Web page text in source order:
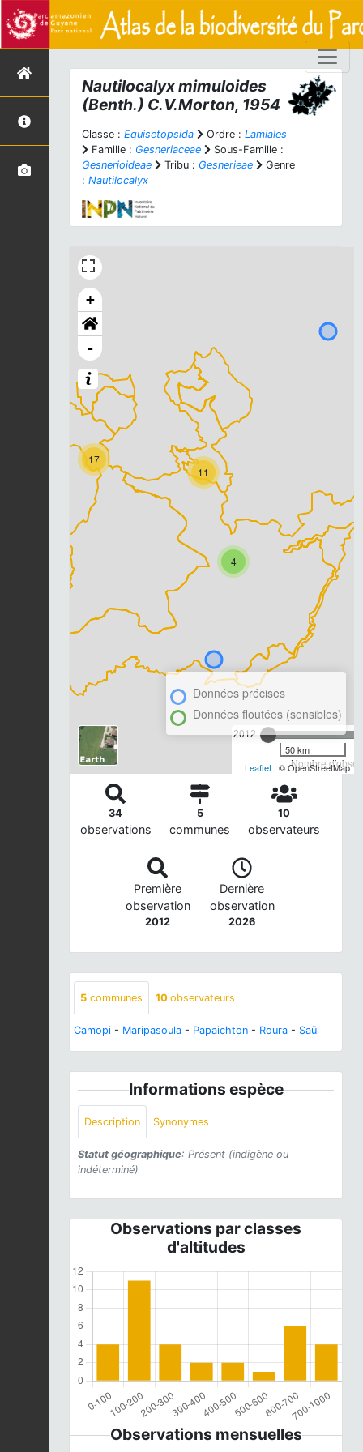
Nautilocalyx mimuloides
(Benth.) C.V.Morton, 1954
Classe : Equisetopsida Ordre : Lamiales
Famille : Gesneriaceae
Sous-Famille :
Gesnerioideae
Tribu : Gesnerieae
Genre
: Nautilocalyx
4
17
11
+
-
2012
Nombre
Données précises
Données floutées (sensibles)
50 km
Leaflet | © OpenStreetMap
34
observations
5
communes
10
observateurs
Première
observation
2012
Dernière
observation
2026
5 communes 10 observateurs
Camopi - Maripasoula - Papaichton - Roura - Saül
Informations espèce
Description Synonymes
Statut géographique: Présent (indigène ou
indéterminé)
Observations par classes
d'altitudes
Observations mensuelles